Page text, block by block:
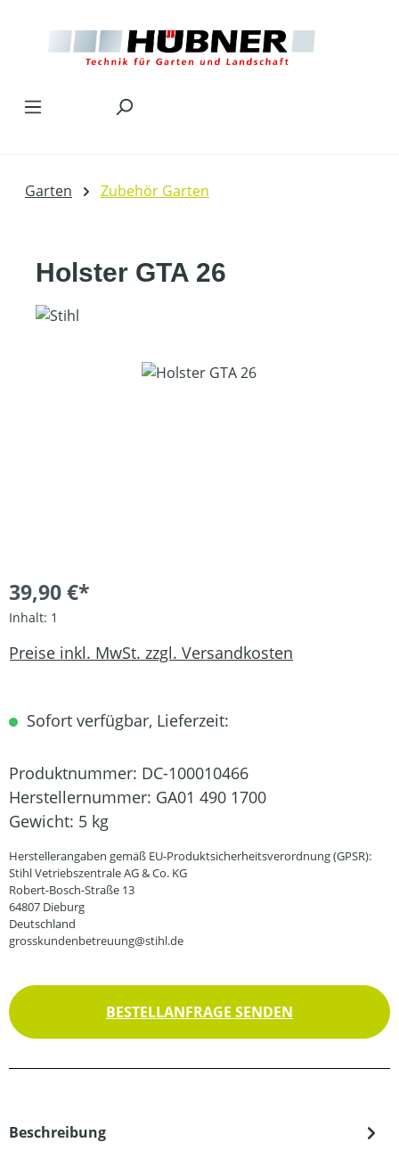
Garten Zubehör Garten
Holster GTA 26
Bildergalerie überspringen
39,90 €*
Inhalt: 1
Preise inkl. MwSt. zzgl. Versandkosten
Sofort verfügbar, Lieferzeit:
Produktnummer: DC-100010466
Herstellernummer: GA01 490 1700
Gewicht: 5 kg
Herstellerangaben gemäß EU-Produktsicherheitsverordnung (GPSR):
Stihl Vetriebszentrale AG & Co. KG
Robert-Bosch-Straße 13
64807 Dieburg
Deutschland
grosskundenbetreuung@stihl.de
BESTELLANFRAGE SENDEN
Beschreibung